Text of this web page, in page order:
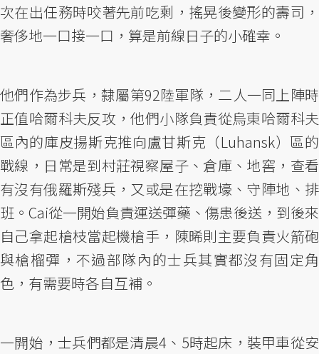
次在出任務時咬著先前吃剩，搖晃後變形的壽司，
奢侈地一口接一口，算是前線日子的小確幸。
他們作為步兵，隸屬第92陸軍隊，二人一同上陣時
正值哈爾科夫反攻，他們小隊負責從烏東哈爾科夫
區內的庫皮揚斯克推向盧甘斯克（Luhansk）區的
戰線，日常是到村莊視察屋子、倉庫、地窖，查看
有沒有俄羅斯殘兵，又或是在挖戰壕、守陣地、排
班。Cai從一開始負責運送彈藥、傷患後送，到後來
自己拿起槍枝當起機槍手，陳晞則主要負責火箭砲
與槍榴彈，不過部隊內的士兵其實都沒有固定角
色，有需要時各自互補。
一開始，士兵們都是清晨4、5時起床，裝甲車從安